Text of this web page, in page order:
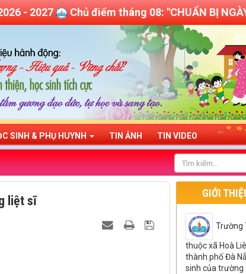
SINH & PHỤ HUYNH TIN ẢNH TIN VIDEO
- 2027 Chủ điểm tháng 08: "CHUẨN BỊ
liệt sĩ
GIỚI
Trường
thuộc xã Hoà
thành phố Đà
sinh của trường